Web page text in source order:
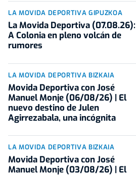
LA MOVIDA DEPORTIVA GIPUZKOA
La Movida Deportiva (07.08.26):
A Colonia en pleno volcán de
rumores
LA MOVIDA DEPORTIVA BIZKAIA
Movida Deportiva con José
Manuel Monje (06/08/26) | El
nuevo destino de Julen
Agirrezabala, una incógnita
LA MOVIDA DEPORTIVA BIZKAIA
Movida Deportiva con José
Manuel Monje (03/08/26) | El